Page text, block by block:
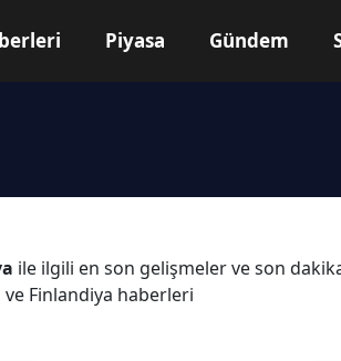
Piyasa Gündem
ile ilgili en son gelişmeler ve son
Finlandiya haberleri